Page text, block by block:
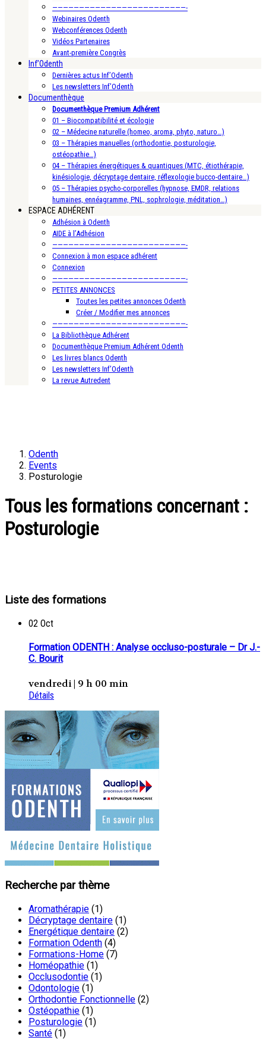
—————————————————————————-
Webinaires Odenth
Webconférences Odenth
Vidéos Partenaires
Avant-première Congrès
Inf’Odenth
Dernières actus Inf’Odenth
Les newsletters Inf’Odenth
Documenthèque
Documenthèque Premium Adhérent
01 – Biocompatibilité et écologie
02 – Médecine naturelle (homeo, aroma, phyto, naturo…)
03 – Thérapies manuelles (orthodontie, posturologie,
ostéopathie…)
04 – Thérapies énergétiques & quantiques (MTC, étiothérapie,
kinésiologie, décryptage dentaire, réflexologie bucco-dentaire…)
05 – Thérapies psycho-corporelles (hypnose, EMDR, relations
humaines, ennéagramme, PNL, sophrologie, méditation…)
ESPACE ADHÉRENT
Adhésion à Odenth
AIDE à l’Adhésion
—————————————————————————-
Connexion à mon espace adhérent
Connexion
—————————————————————————-
PETITES ANNONCES
Toutes les petites annonces Odenth
Créer / Modifier mes annonces
—————————————————————————-
La Bibliothèque Adhérent
Documenthèque Premium Adhérent Odenth
Les livres blancs Odenth
Les newsletters Inf’Odenth
La revue Autredent
Odenth
Events
Posturologie
Tous les formations concernant :
Posturologie
Liste des formations
02 Oct
Formation ODENTH : Analyse occluso-posturale – Dr J.-
C. Bourit
vendredi | 9 h 00 min
Détails
Recherche par thème
Aromathérapie (1)
Décryptage dentaire (1)
Energétique dentaire (2)
Formation Odenth (4)
Formations-Home (7)
Homéopathie (1)
Occlusodontie (1)
Odontologie (1)
Orthodontie Fonctionnelle (2)
Ostéopathie (1)
Posturologie (1)
Santé (1)